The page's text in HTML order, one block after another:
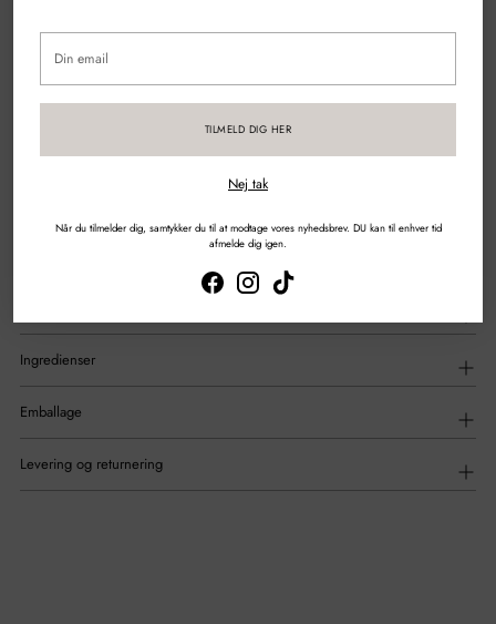
email
TILMELD DIG HER
Nej tak
Når du tilmelder dig, samtykker du til at modtage vores nyhedsbrev. DU kan til enhver tid
afmelde dig igen.
Sikker betaling med kort & mobilepay
Beskrivelse
Ingredienser
Emballage
Levering og returnering